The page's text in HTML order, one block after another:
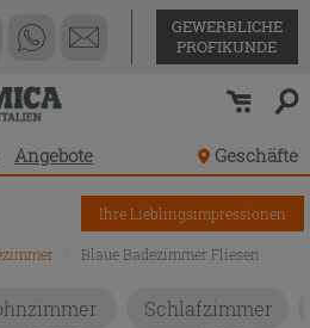
GEWERBLICHE
PROFIKUNDE
Angebote Geschäfte
Blaue Badezimmer Fliesen
Ihre Lieblingsimpressionen
Schlafzimmer